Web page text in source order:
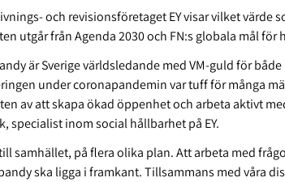
och revisionsföretaget EY visar vilket värde
utgår från Agenda 2030 och FN:s globala mål för
är Sverige världsledande med VM-guld för både
under coronapandemin var tuff för många
av att skapa ökad öppenhet och arbeta aktivt
specialist inom social hållbarhet på EY.
samhället, på flera olika plan. Att arbeta med
ska ligga i framkant. Tillsammans med våra